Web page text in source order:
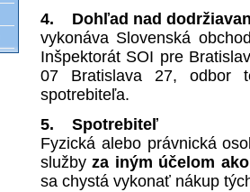
4. Dohľad nad
vykonáva Slovenská
Inšpektorát SOI pre
07 Bratislava 27, odbor
spotrebiteľa.
5. Spotrebiteľ
Fyzická alebo právnická
službyza iným účelom
sa chystá vykonať nákup